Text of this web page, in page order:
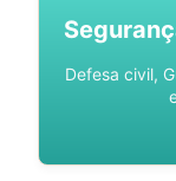
Defesa civil,